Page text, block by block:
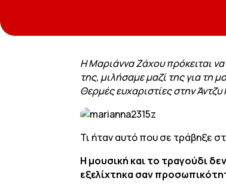
Η Μαριάννα Ζάχου πρόκειται
της, μιλήσαμε μαζί της για τη
Θερμές ευχαριστίες στην
Τι ήταν αυτό που σε τράβηξε
Η μουσική και το τραγούδι
εξελίχτηκα σαν